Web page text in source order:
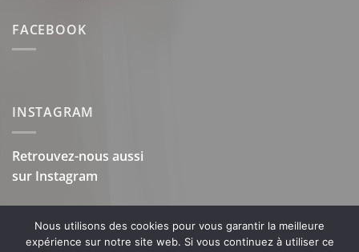
FACEBOOK
INSTAGRAM
Retrouvez-nous aussi
sur Instagram
Nous utilisons des cookies pour vous garantir la meilleure
expérience sur notre site web. Si vous continuez à utiliser ce